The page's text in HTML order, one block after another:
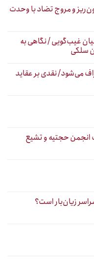
و مروج تضاد با وحدت
غیب‌گویی / نگاهی به
سلکی
می‌شود/ نقدی بر عقاید
انجمن حجتیه و تشیع
زیان‌بار است؟